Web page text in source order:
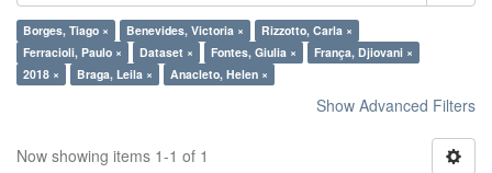
Borges, Tiago × Benevides, Victoria ×
Rizzotto, Carla ×
Ferracioli, Paulo ×
Dataset × Fontes, Giulia ×
França, Djiovani ×
2018 ×
Braga, Leila × Anacleto, Helen ×
Show Advanced Filters
Now showing items 1-1 of 1